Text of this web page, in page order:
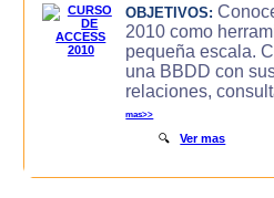
OBJETIVOS:
2010 como
pequeña escala.
una BBDD con
relaciones,
mas>>
🔍Ver mas